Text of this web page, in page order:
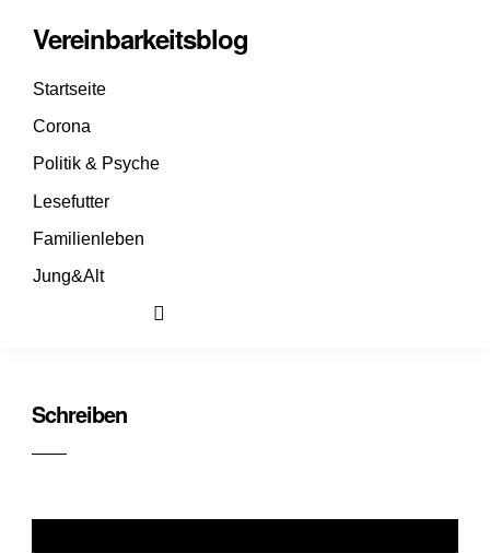
Vereinbarkeitsblog
Startseite
Corona
Politik & Psyche
Lesefutter
Familienleben
Jung&Alt
Schreiben